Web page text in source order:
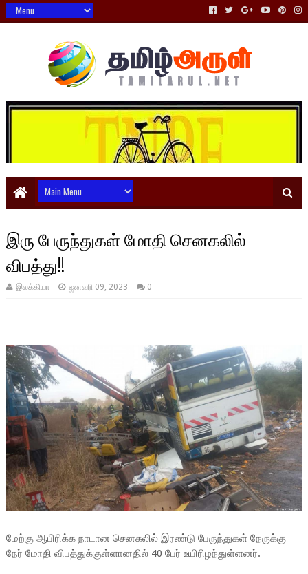
இரு பேருந்துகள் மோதி செனகலில்
விபத்து!!
இலக்கியா ஜனவரி 09, 2023 0
மேற்கு ஆபிரிக்க நாடான செனகலில் இரண்டு பேருந்துகள் நேருக்கு
நேர் மோதி விபத்துக்குள்ளானதில் 40 பேர் உயிரிழந்துள்ளனர்.